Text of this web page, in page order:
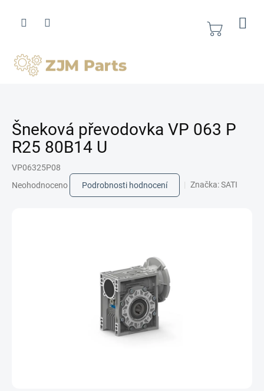
obsah
Nákupní
Šneková převodovka VP 063 P
R25 80B14 U
VP06325P08
hodnocení
Neohodnoceno Podrobnosti hodnocení Značka:SATI